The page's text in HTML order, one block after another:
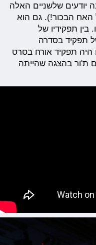
שלשניים האלה
האח הבכור!). גם הוא
תפקידיו של
תפקיד בסדרה
היה תפקיד אורח בסרט
ת'ור בהצגה שהייתה